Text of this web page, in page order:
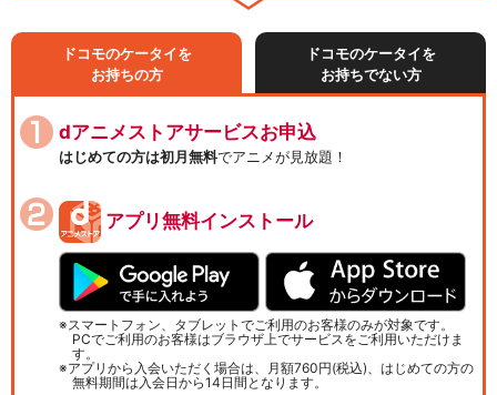
ドコモのケータイを
お持ちの方
ドコモのケータイを
お持ちでない方
dアニメストアサービスお申込
はじめての方は初月無料でアニメが見放題！
アプリ無料インストール
スマートフォン、タブレットでご利用のお客様のみが対象です。
PCでご利用のお客様はブラウザ上でサービスをご利用いただけま
す。
アプリから入会いただく場合は、月額760円(税込)、はじめての方の
無料期間は入会日から14日間となります。